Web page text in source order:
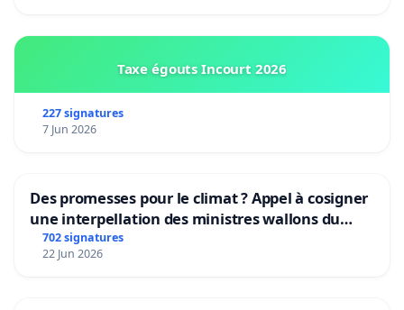
Taxe égouts Incourt 2026
227 signatures
7 Jun 2026
Des promesses pour le climat ? Appel à cosigner
une interpellation des ministres wallons du
climat et de l’environnement.
702 signatures
22 Jun 2026